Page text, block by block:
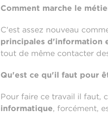
Comment marche le
C'est assez nouveau
principales d'information
tout de même contacter
Qu'est ce qu'il faut pour
Pour faire ce travail il faut,
informatique, forcément,